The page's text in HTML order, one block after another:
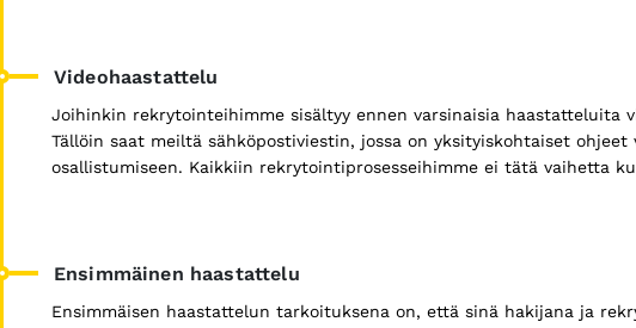
Videohaastattelu
Joihinkin rekrytointeihimme sisältyy ennen varsinaisia haastatteluita
Tällöin saat meiltä sähköpostiviestin, jossa on yksityiskohtaiset
osallistumiseen. Kaikkiin rekrytointiprosesseihimme ei tätä vaihetta
Ensimmäinen haastattelu
Ensimmäisen haastattelun tarkoituksena on, että sinä hakijana ja